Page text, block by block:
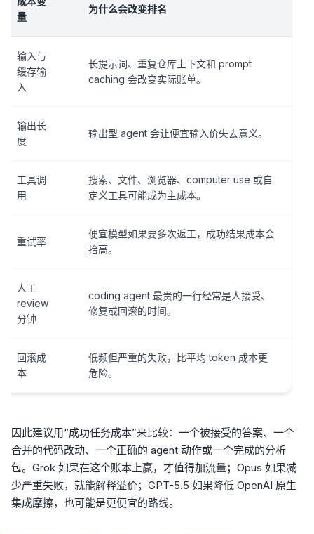
量
为什么会改变排名
输入与
缓存输
入
长提示词、重复仓库上下文和 prompt
caching 会改变实际账单。
输出长
度
输出型 agent 会让便宜输入价失去意义。
工具调
用
搜索、文件、浏览器、computer use 或自
定义工具可能成为主成本。
重试率
便宜模型如果要多次返工，成功结果成本会
抬高。
人工
review
分钟
coding agent 最贵的一行经常是人接受、
修复或回滚的时间。
回滚成
本
低频但严重的失败，比平均 token 成本更
危险。
因此建议用“成功任务成本”来比较：一个被接受的答案、一个
合并的代码改动、一个正确的 agent 动作或一个完成的分析
包。Grok 如果在这个账本上赢，才值得加流量；Opus 如果减
少严重失败，就能解释溢价；GPT-5.5 如果降低 OpenAI 原生
集成摩擦，也可能是更便宜的路线。